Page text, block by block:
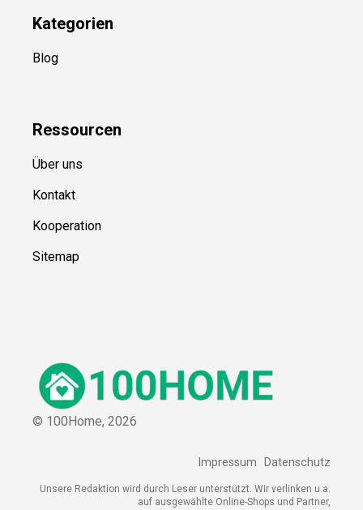
Kategorien
Blog
Ressourcen
Über uns
Kontakt
Kooperation
Sitemap
© 100Home, 2026
Impressum Datenschutz
Unsere Redaktion wird durch Leser unterstützt. Wir verlinken u.a.
auf ausgewählte Online-Shops und Partner,